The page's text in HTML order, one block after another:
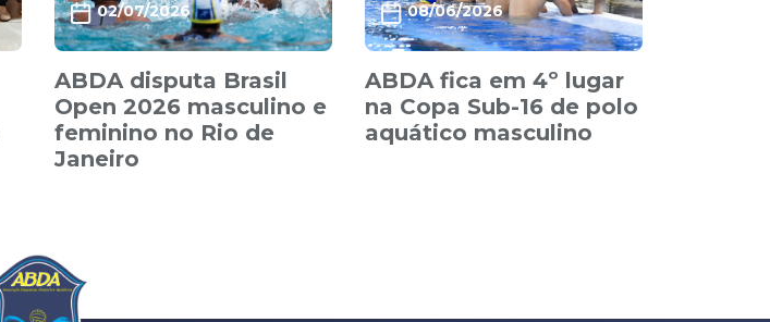
02/07/2026
ABDA disputa Brasil
Open 2026 masculino e
feminino no Rio de
Janeiro
08/06/2026
ABDA fica em 4º lugar
na Copa Sub-16 de polo
aquático masculino